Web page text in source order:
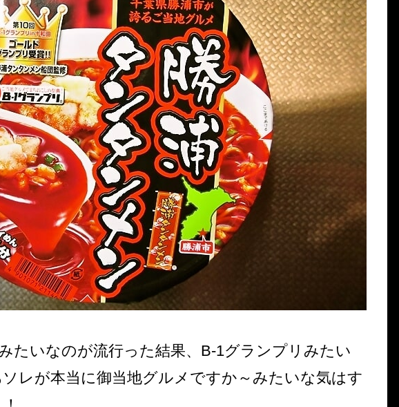
たいなのが流行った結果、B-1グランプリみたい
レが本当に御当地グルメですか～みたいな気はす